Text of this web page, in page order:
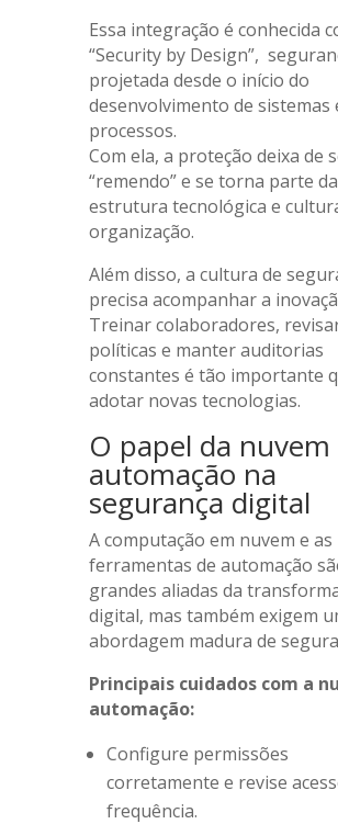
Essa integração é conhecida
“Security by Design”,
projetada desde o início do
desenvolvimento de sistemas
processos.
Com ela, a proteção deixa de
“remendo” e se torna parte da
estrutura tecnológica e
organização.
Além disso, a cultura de
precisa acompanhar a
Treinar colaboradores,
políticas e manter auditorias
constantes é tão importante
adotar novas tecnologias.
O papel da nuvem
automação na
segurança digital
A computação em nuvem e as
ferramentas de automação
grandes aliadas da
digital, mas também exigem
abordagem madura de
Principais cuidados com a
automação:
Configure permissões
corretamente e revise
frequência.